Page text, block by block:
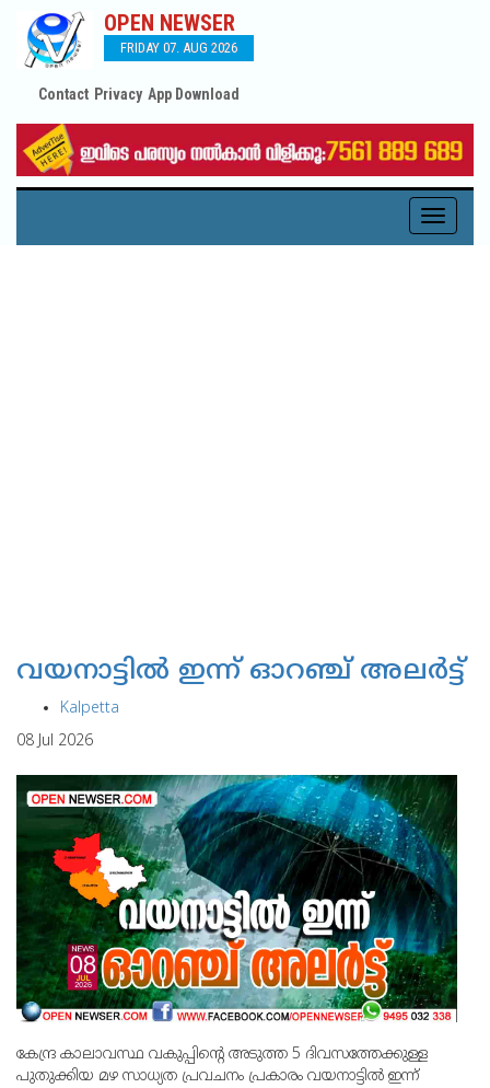
OPEN NEWSER
FRIDAY 07. AUG 2026
Contact Privacy App Download
Toggle
വയനാട്ടില്‍ ഇന്ന് ഓറഞ്ച് അലര്‍ട്ട്
Kalpetta
08 Jul 2026
കേന്ദ്ര കാലാവസ്ഥ വകുപ്പിന്റെ അടുത്ത 5 ദിവസത്തേക്കുള്ള
പുതുക്കിയ മഴ സാധ്യത പ്രവചനം പ്രകാരം വയനാട്ടില്‍ ഇന്ന്